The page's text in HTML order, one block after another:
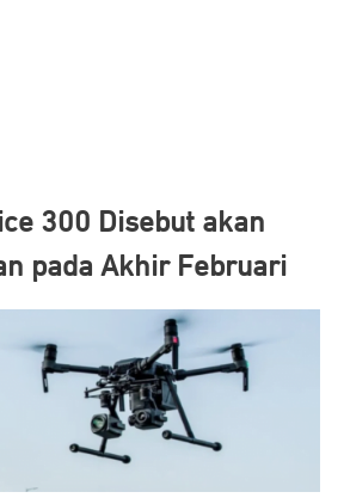
300 Disebut akan
pada Akhir Februari